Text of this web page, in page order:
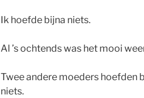
Ik hoefde bijna niets.
Al ’s ochtends was het mooi
Twee andere moeders hoefden
niets.